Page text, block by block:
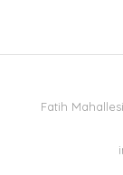
Fatih